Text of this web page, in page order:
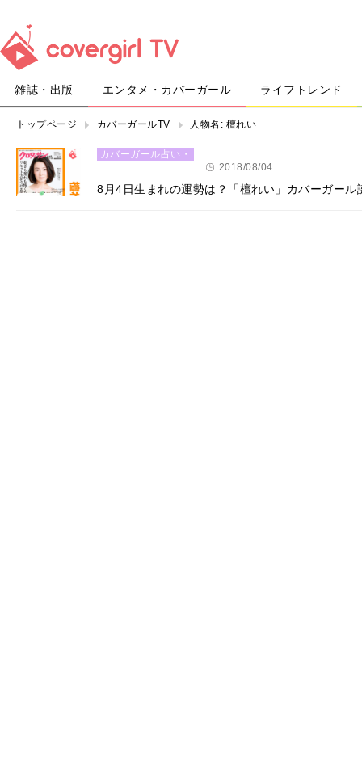
雑誌・出版 エンタメ・カバーガール ライフトレンド
トップページ カバーガールTV 人物名: 檀れい
カバーガール占い・
2018/08/04
8月4日生まれの運勢は？「檀れい」カバーガール